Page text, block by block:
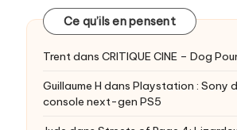
Ce qu’ils en pensent
Trentdans CRITIQUE CINE – Dog
Guillaume H dans Playstation : Sony
console next-gen PS5